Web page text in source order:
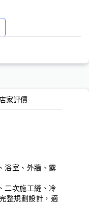
店家評價
浴室、外牆、露
二次施工縫、冷
整規劃設計，適